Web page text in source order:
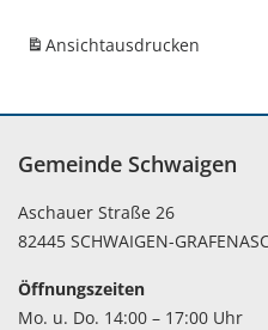
Ansichtausdrucken
Gemeinde Schwaigen
Aschauer Straße 26
82445 SCHWAIGEN-
Öffnungszeiten
Mo. u. Do. 14:00 – 17:00 Uhr